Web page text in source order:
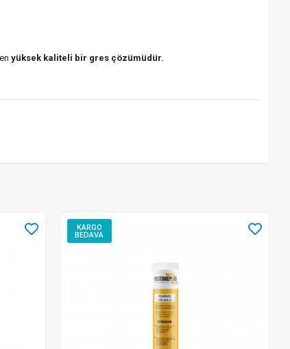
yüksek kaliteli bir gres çözümüdür.
KARGO
BEDAVA